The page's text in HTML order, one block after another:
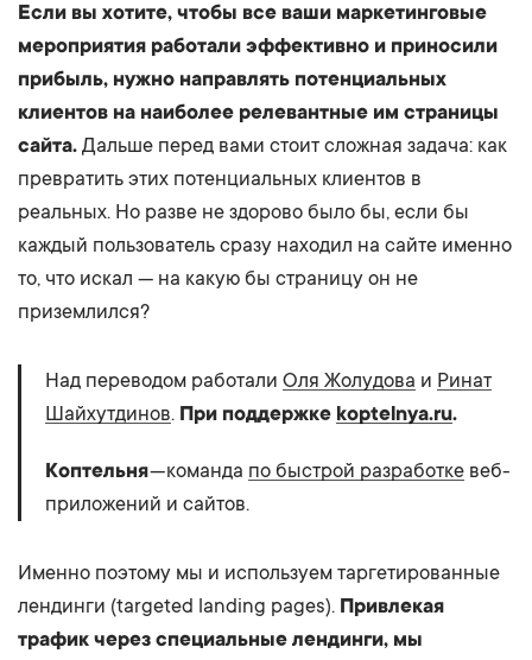
Если вы хотите, чтобы все ваши маркетинговые
мероприятия работали эффективно и приносили
прибыль, нужно направлять потенциальных
клиентов на наиболее релевантные им страницы
сайта. Дальше перед вами стоит сложная задача: как
превратить этих потенциальных клиентов в
реальных. Но разве не здорово было бы, если бы
каждый пользователь сразу находил на сайте именно
то, что искал — на какую бы страницу он не
приземлился?
Над переводом работали Оля Жолудова и Ринат
Шайхутдинов. При поддержке koptelnya.ru.
Коптельня— команда по быстрой разработке веб-
приложений и сайтов.
Именно поэтому мы и используем таргетированные
лендинги (targeted landing pages). Привлекая
трафик через специальные лендинги, мы